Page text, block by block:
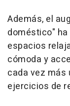
Además, el
doméstico"
espacios
cómoda y
cada vez más
ejercicios de